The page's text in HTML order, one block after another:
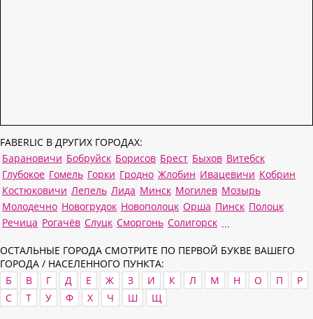
FABERLIC В ДРУГИХ ГОРОДАХ:
Барановичи Бобруйск Борисов Брест Быхов Витебск
Глубокое Гомель Горки Гродно Жлобин Ивацевичи Кобрин
Костюковичи Лепель Лида Минск Могилев Мозырь
Молодечно Новогрудок Новополоцк Орша Пинск Полоцк
Речица Рогачёв Слуцк Сморгонь Солигорск ...
ОСТАЛЬНЫЕ ГОРОДА СМОТРИТЕ ПО ПЕРВОЙ БУКВЕ ВАШЕГО
ГОРОДА / НАСЕЛЕННОГО ПУНКТА:
Б
В Г Д Е Ж З И К Л М Н О П
Р
С
Т У Ф Х Ч Ш Щ